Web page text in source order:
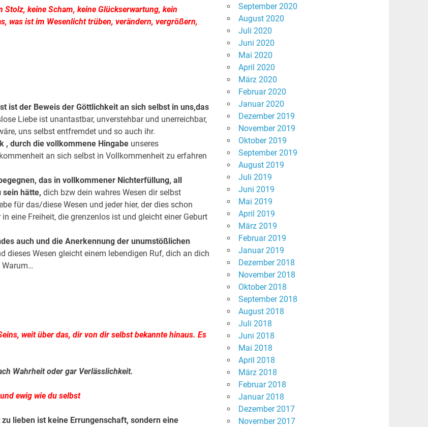
keine Scham, keine Glückserwartung, kein
was ist im Wesenlicht trüben, verändern, vergrößern,
ist der Beweis der Göttlichkeit an sich selbst in uns,das
Liebe ist unantastbar, unverstehbar und unerreichbar,
uns selbst entfremdet und so auch ihr.
, durch die vollkommene Hingabeunseres
an sich selbst in Vollkommenheit zu erfahren
das in vollkommener Nichterfüllung, all
sein hätte, dich bzw dein wahres Wesen dir selbst
für das/diese Wesen und jeder hier, der dies schon
eine Freiheit, die grenzenlos ist und gleicht einer Geburt
auch und die Anerkennung der unumstößlichen
dieses Wesen gleicht einem lebendigen Ruf, dich an dich
Warum…
weit über das, dir von dir selbst bekannte hinaus. Es
Wahrheit oder gar Verlässlichkeit.
ewig wie du selbst
lieben ist keine Errungenschaft, sondern eine
September 2020
August 2020
Juli 2020
Juni 2020
Mai 2020
April 2020
März 2020
Februar 2020
Januar 2020
Dezember 2019
November 2019
Oktober 2019
September 2019
August 2019
Juli 2019
Juni 2019
Mai 2019
April 2019
März 2019
Februar 2019
Januar 2019
Dezember 2018
November 2018
Oktober 2018
September 2018
August 2018
Juli 2018
Juni 2018
Mai 2018
April 2018
März 2018
Februar 2018
Januar 2018
Dezember 2017
November 2017